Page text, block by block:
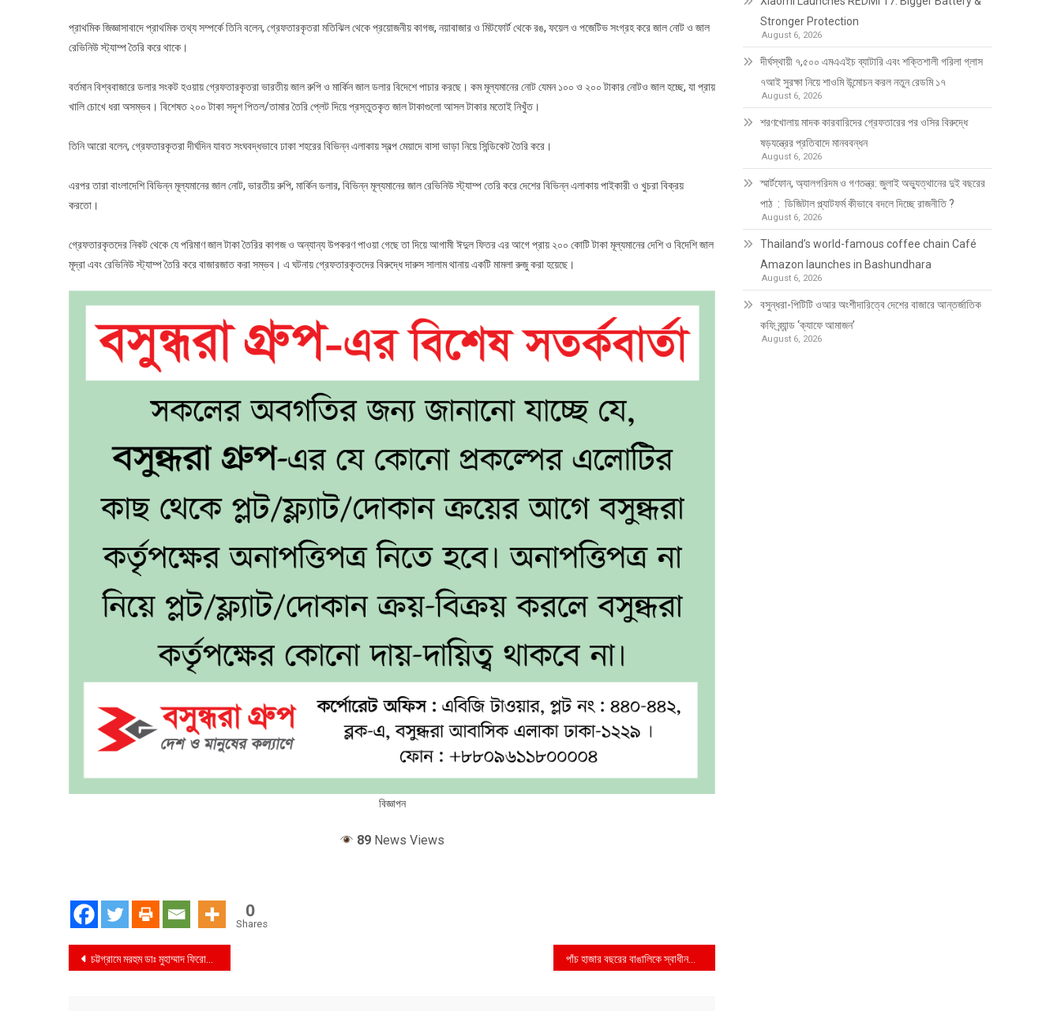
প্রাথমিক জিজ্ঞাসাবাদে প্রাথমিক তথ্য সম্পর্কে তিনি বলেন, গ্রেফতারকৃতরা মতিঝিল থেকে প্রয়োজনীয় কাগজ, নয়াবাজার ও মিটফোর্ট থেকে রঙ, ফয়েল ও পজেটিভ সংগ্রহ করে জাল নোট ও জাল
রেভিনিউ স্ট্যাম্প তৈরি করে থাকে।
বর্তমান বিশ্ববাজারে ডলার সংকট হওয়ায় গ্রেফতারকৃতরা ভারতীয় জাল রুপি ও মার্কিন জাল ডলার বিদেশে পাচার করছে। কম মূল্যমানের নোট যেমন ১০০ ও ২০০ টাকার নোটও জাল হচ্ছে, যা প্রায়
খালি চোখে ধরা অসম্ভব। বিশেষত ২০০ টাকা সদৃশ পিতল/তামার তৈরি প্লেট দিয়ে প্রস্তুতকৃত জাল টাকাগুলো আসল টাকার মতোই নিখুঁত।
তিনি আরো বলেন, গ্রেফতারকৃতরা দীর্ঘদিন যাবত সংঘবদ্ধভাবে ঢাকা শহরের বিভিন্ন এলাকায় স্বল্প মেয়াদে বাসা ভাড়া নিয়ে সিন্ডিকেট তৈরি করে।
এরপর তারা বাংলাদেশি বিভিন্ন মূল্যমানের জাল নোট, ভারতীয় রুপি, মার্কিন ডলার, বিভিন্ন মূল্যমানের জাল রেভিনিউ স্ট্যাম্প তেরি করে দেশের বিভিন্ন এলাকায় পাইকারী ও খুচরা বিক্রয়
করতো।
গ্রেফতারকৃতদের নিকট থেকে যে পরিমাণ জাল টাকা তৈরির কাগজ ও অন্যান্য উপকরণ পাওয়া গেছে তা দিয়ে আগামী ঈদুল ফিতর এর আগে প্রায় ২০০ কোটি টাকা মূল্যমানের দেশি ও বিদেশি জাল
মূদ্রা এবং রেভিনিউ স্ট্যাম্প তৈরি করে বাজারজাত করা সম্ভব। এ ঘটনায় গ্রেফতারকৃতদের বিরুদ্ধে দারুস সালাম থানায় একটি মামলা রুজু করা হয়েছে।
বিজ্ঞাপন
89 News Views
0
Shares
Post
চট্টগ্রামে মরহুম ডাঃ মুহাম্মাদ ফিরোজ স্মৃতি কারাতে প্রতিযোগিতা ও বেল্ট শিরোমণী ২০২৩ অনুষ্ঠিত পাঁচ হাজার বছরের বাঙালিকে স্বাধীনতা এনে দিয়ে জাতির পিতা রয়েছেন অমর হয়ে —বঙ্গবন্ধু উৎসবে তথ্যমন্ত্রী
Stronger Protection
August 6, 2026
দীর্ঘস্থায়ী ৭,৫০০ এমএএইচ ব্যাটারি এবং শক্তিশালী গরিলা গ্লাস
৭আই সুরক্ষা নিয়ে শাওমি উন্মোচন করল নতুন রেডমি ১৭
August 6, 2026
শরণখোলায় মাদক কারবারিদের গ্রেফতারের পর ওসির বিরুদ্ধে
ষড়যন্ত্রের প্রতিবাদে মানববন্ধন
August 6, 2026
স্মার্টফোন, অ্যালগরিদম ও গণতন্ত্র: জুলাই অভ্যুত্থানের দুই বছরের
পাঠ : ডিজিটাল প্ল্যাটফর্ম কীভাবে বদলে দিচ্ছে রাজনীতি ?
August 6, 2026
Thailand’s world-famous coffee chain Café
Amazon launches in Bashundhara
August 6, 2026
বসুন্ধরা-পিটিটি ওআর অংশীদারিত্বে দেশের বাজারে আন্তর্জাতিক
কফি ব্র্যান্ড ‘ক্যাফে আমাজন’
August 6, 2026